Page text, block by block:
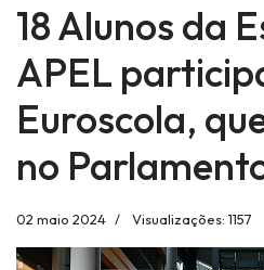
18 Alunos da
APEL
Euroscola,
no
02 maio 2024 Visualizações: 1157